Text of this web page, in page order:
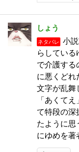
しょう
ネタバレ
小
らしている
で介護する
に悪くどれ
文字が乱舞
「あくて
て特段の深
たように思
にゆめを著